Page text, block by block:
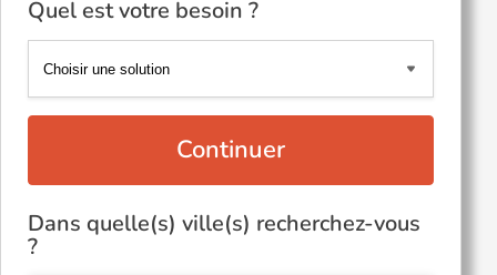
Quel est votre besoin ?
Continuer
Dans quelle(s) ville(s) recherchez-vous
?